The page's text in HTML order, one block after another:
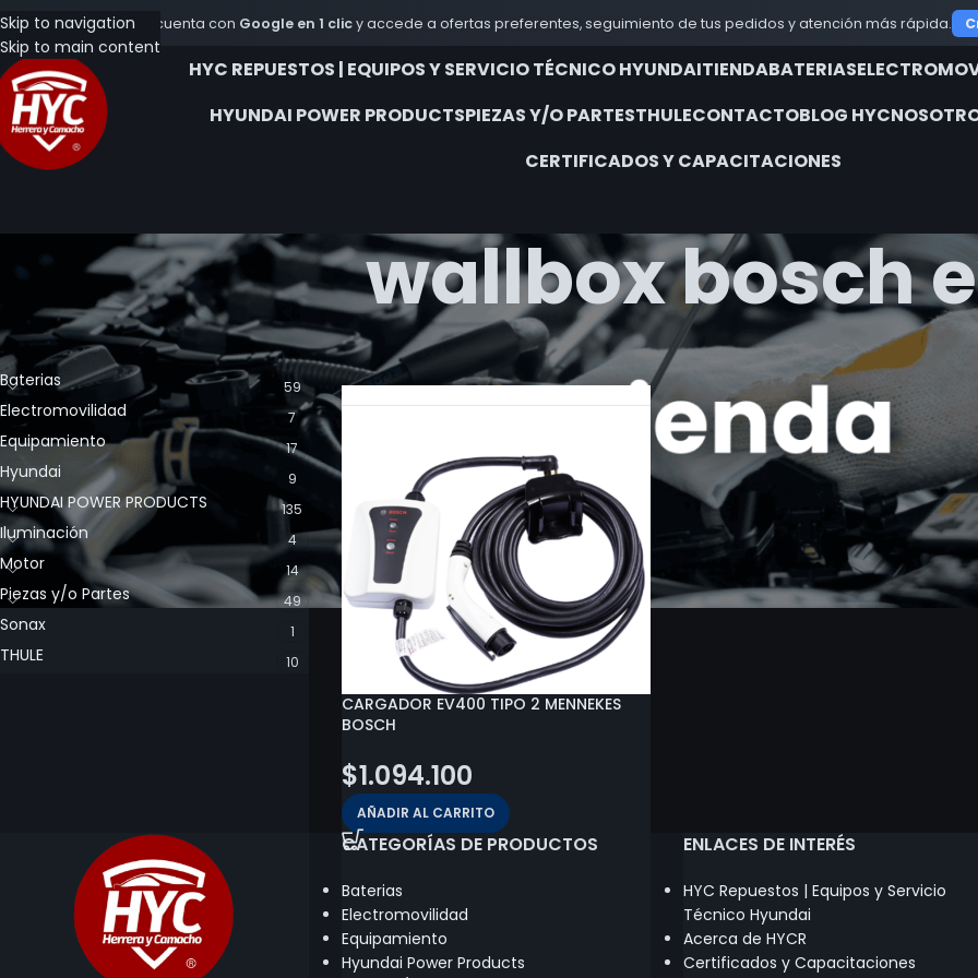
Crea tu cuenta con Google en 1 clicy accede a ofertas preferentes, seguimiento de tus pedidos y atención más rápida.
Skip to navigation
Skip to main content
HYC REPUESTOS | EQUIPOS Y SERVICIO TÉCNICO HYUNDAITIENDABATERIAS
HYUNDAI POWER PRODUCTSPIEZAS Y/O PARTESTHULECONTACTOBLOG HYC
CERTIFICADOS Y CAPACITACIONES
wallbox bosch
CATEGORÍA DE LOS PRODUCTOS
Baterias 59
Electromovilidad 7
Equipamiento 17
Hyundai 9
HYUNDAI POWER PRODUCTS 135
Iluminación 4
Motor 14
Piezas y/o Partes 49
Sonax 1
THULE 10
Inicio Productos etiquetados “wallbox bosch ev” Show 9
CARGADOR EV400 TIPO 2 MENNEKES
BOSCH
$1.094.100
AÑADIR AL CARRITO
CATEGORÍAS DE PRODUCTOS
Baterias
Electromovilidad
Equipamiento
Hyundai Power Products
ENLACES DE INTERÉS
HYC Repuestos | Equipos y Servicio
Técnico Hyundai
Acerca de HYCR
Certificados y Capacitaciones